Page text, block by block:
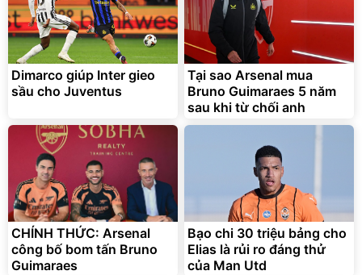
Bạt phủ xe ô tô cao cấp,
tráng nhôm 03 lớp
392.000đ
325.000đ
Đã bán nhiều
Xe đạp điện trợ lực G-
Force C14 gấp gọn bỏ cốp
tiện lợi
9.900.000đ
7.092.000 đ
Đang xem nhiều
G-FORCE VIETNA
Dimarco giúp Inter gieo
sầu cho Juventus
Tại sao Arsenal mua
Bruno Guimaraes 5 năm
sau khi từ chối anh
CHÍNH THỨC: Arsenal
công bố bom tấn Bruno
Guimaraes
Bạo chi 30 triệu bảng cho
Elias là rủi ro đáng thử
của Man Utd